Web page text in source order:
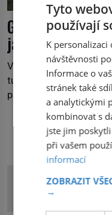
Gympie-
jako kyselina
Výlet do australské
turistu působit jako
pozor na hady. Jenže
co už tuší málokdo, i
Stačí letmý dotyk a
přetrvává i týdny.
DALŠÍ
Tyto
používají
K personalizaci
návštěvnosti
Informace o
stránek také
a analytickými
kombinovat s
jste jim
při vašem
informací
ZOBRAZIT
→